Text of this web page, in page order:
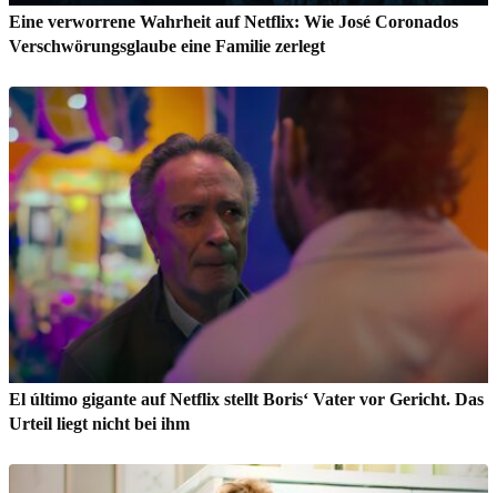
Eine verworrene Wahrheit auf Netflix: Wie José Coronados
Verschwörungsglaube eine Familie zerlegt
El último gigante auf Netflix stellt Boris‘ Vater vor Gericht. Das
Urteil liegt nicht bei ihm